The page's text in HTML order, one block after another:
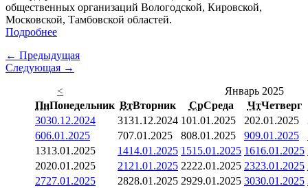
общественных организаций Вологодской, Кировской,
Московской, Тамбовской областей.
Подробнее
← Предыдущая
Следующая →
<
Январь 2025
ПнПонедельник ВтВторник СрСреда ЧтЧетверг
3030.12.2024 3131.12.2024 101.01.2025 202.01.2025
606.01.2025 707.01.2025 808.01.2025 909.01.2025
1313.01.2025 1414.01.2025 1515.01.2025 1616.01.2025
2020.01.2025 21 21.01.2025 2222.01.2025 2323.01.2025
2727.01.2025 2828.01.2025 2929.01.2025 3030.01.2025